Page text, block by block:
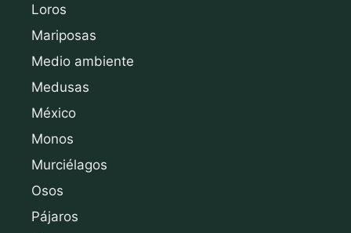
Loros
Mariposas
Medio ambiente
Medusas
México
Monos
Murciélagos
Osos
Pájaros